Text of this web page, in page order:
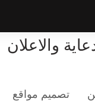
والاعلان
تصميم مواقع